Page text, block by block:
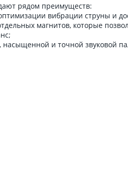
рядом преимуществ:
вибрации струны и
магнитов, которые
насыщенной и точной звуковой